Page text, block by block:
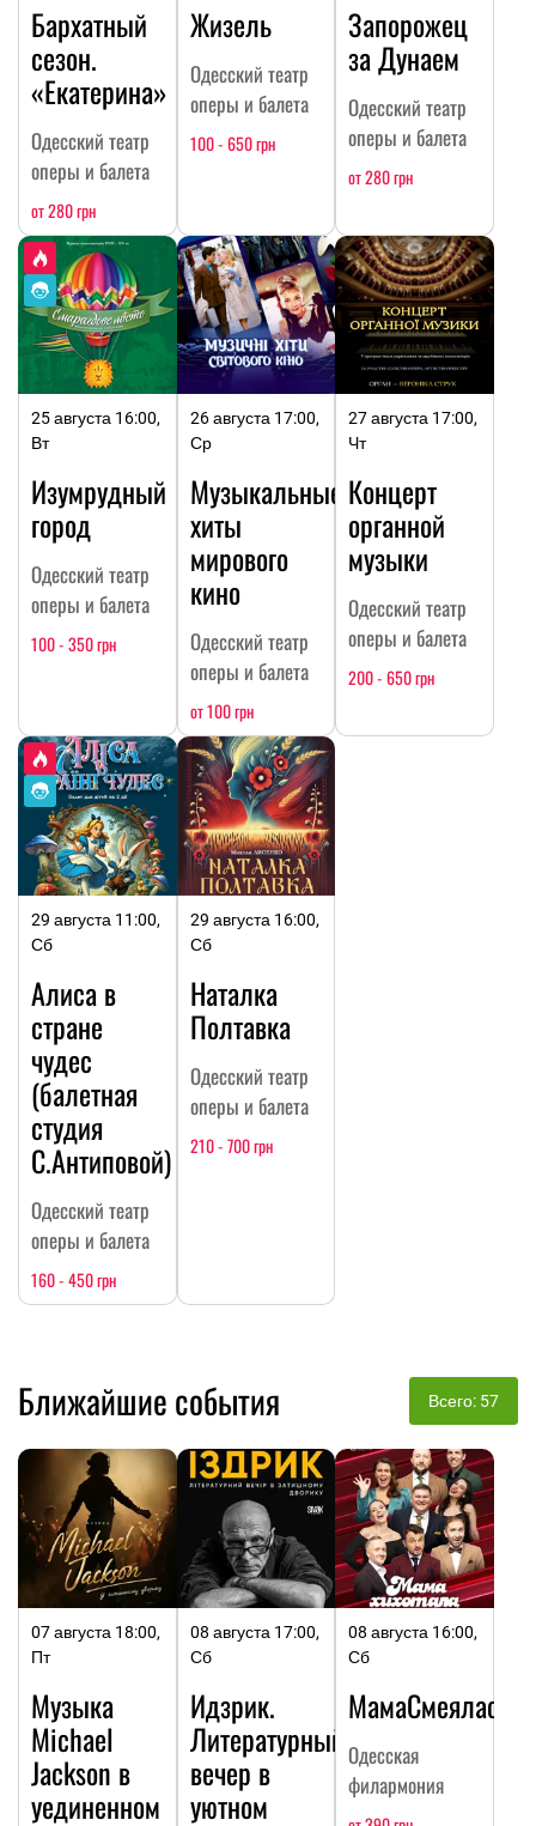
Бархатный
сезон.
«Екатерина»
Одесский театр
оперы и балета
от 280 грн
Жизель
Одесский театр
оперы и балета
100 - 650 грн
Запорожец
за Дунаем
Одесский театр
оперы и балета
от 280 грн
25 августа 16:00,
Вт
Изумрудный
город
Одесский театр
оперы и балета
100 - 350 грн
26 августа 17:00,
Ср
Музыкальные
хиты
мирового
кино
Одесский театр
оперы и балета
от 100 грн
27 августа 17:00,
Чт
Концерт
органной
музыки
Одесский театр
оперы и балета
200 - 650 грн
29 августа 11:00,
Сб
Алиса в
стране
чудес
(балетная
студия
С.Антиповой)
Одесский театр
оперы и балета
160 - 450 грн
29 августа 16:00,
Сб
Наталка
Полтавка
Одесский театр
оперы и балета
210 - 700 грн
Ближайшие события Всего: 57
07 августа 18:00,
Пт
Музыка
Michael
Jackson в
уединенном
08 августа 17:00,
Сб
Идзрик.
Литературный
вечер в
уютном
08 августа 16:00,
Сб
МамаСмеялась
Одесская
филармония